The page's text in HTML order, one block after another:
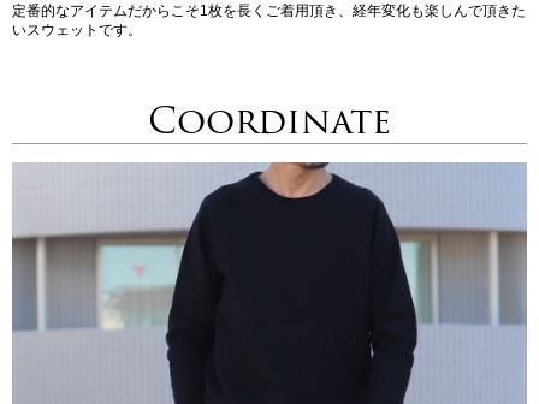
定番的なアイテムだからこそ1枚を長くご着用頂き、経年変化も楽しんで頂きた
いスウェットです。
Coordinate